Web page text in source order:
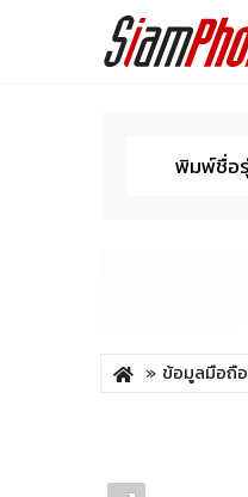
ข้อมูลมือถือ